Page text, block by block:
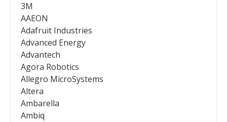
3M
AAEON
Adafruit Industries
Advanced Energy
Advantech
Agora Robotics
Allegro MicroSystems
Altera
Ambarella
Ambiq